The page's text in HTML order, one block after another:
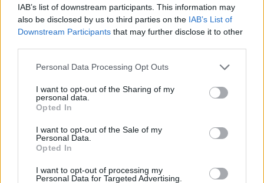
IAB’s list of downstream participants. This information may
also be disclosed by us to third parties on the IAB’s List of
Downstream Participants that may further disclose it to other
Personal Data Processing Opt Outs
I want to opt-out of the Sharing of my
personal data.
Opted In
I want to opt-out of the Sale of my
Personal Data.
Opted In
I want to opt-out of processing my
Personal Data for Targeted Advertising.
Advertorial
Περισσότερα από το
τίμημα 49,35 εκατ. ευρώ